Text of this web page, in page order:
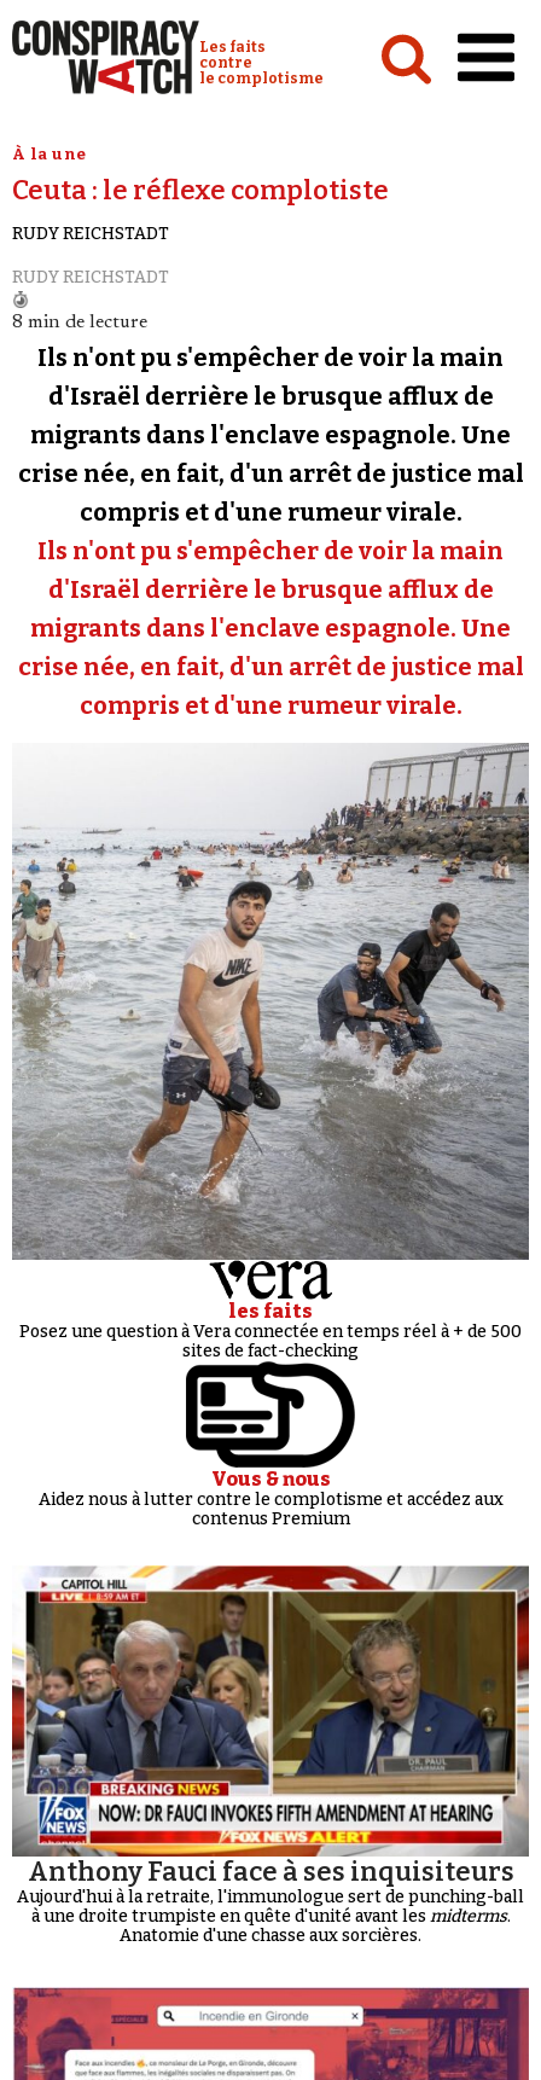
Conspiracy Watch :
Les faits
contre
le complotisme
Analyses
Conspipédia
Vidéos
Revues de presse
Newsletter
Faire un don
Demander à Vera
Se connecter
À la une
Ceuta : le réflexe complotiste
RUDY REICHSTADT
RUDY REICHSTADT
8 min de lecture
Ils n'ont pu s'empêcher de voir la main
d'Israël derrière le brusque afflux de
migrants dans l'enclave espagnole. Une
crise née, en fait, d'un arrêt de justice mal
compris et d'une rumeur virale.
Ils n'ont pu s'empêcher de voir la main
d'Israël derrière le brusque afflux de
migrants dans l'enclave espagnole. Une
crise née, en fait, d'un arrêt de justice mal
compris et d'une rumeur virale.
les faits
Posez une question à Vera connectée en temps réel à + de 500
sites de fact-checking
Vous & nous
Aidez nous à lutter contre le complotisme et accédez aux
contenus Premium
Anthony Fauci face à ses inquisiteurs
Aujourd'hui à la retraite, l'immunologue sert de punching-ball
à une droite trumpiste en quête d'unité avant les midterms.
Anatomie d'une chasse aux sorcières.